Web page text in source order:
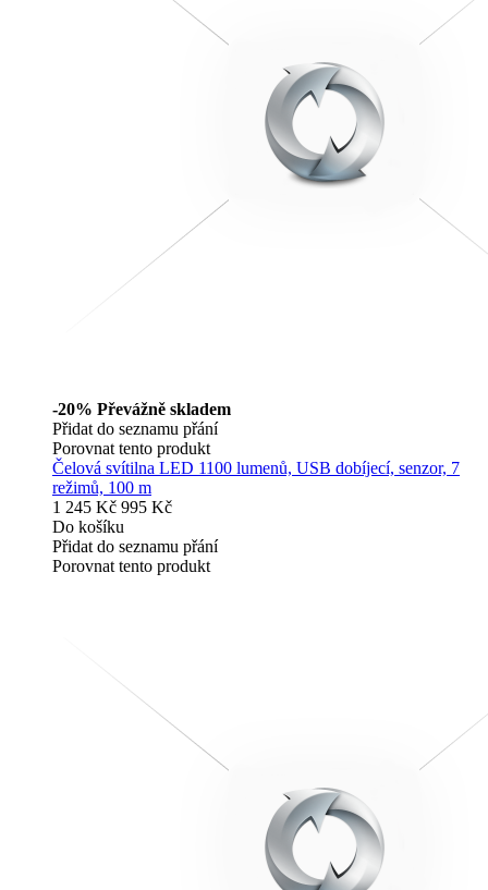
-20% Převážně skladem
Přidat do seznamu přání
Porovnat tento produkt
Čelová svítilna LED 1100 lumenů, USB dobíjecí, senzor, 7
režimů, 100 m
1 245 Kč 995 Kč
Do košíku
Přidat do seznamu přání
Porovnat tento produkt